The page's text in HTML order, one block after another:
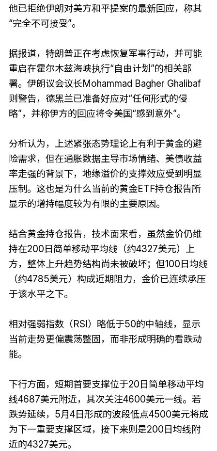
他已拒绝伊朗对美方和平提案的最新回应，称其
“完全不可接受”。
据报道，特朗普正在考虑恢复军事行动，并可能
重启在霍尔木兹海峡执行“自由计划”的相关部
署。伊朗议会议长Mohammad Bagher Ghalibaf
则警告，德黑兰已准备好应对“任何形式的侵
略”，并称伊方的回应将令美国“感到意外”。
分析认为，上述紧张态势理论上有利于黄金的避
险需求，但在通胀数据主导市场情绪、美债收益
率走强的背景下，地缘溢价的支撑效应受到明显
压制。这也是为什么当前的黄金ETF持仓报告所
显示的增持幅度较为有限的主要原因。
结合黄金持仓报告，技术面来看，虽然金价仍维
持在200日简单移动平均线（约4327美元）上
方，整体上升趋势结构尚未被破坏；但100日均线
（约4785美元）构成近期阻力，金价已连续承压
于该水平之下。
相对强弱指数（RSI）略低于50的中轴线，显示
当前走势更偏震荡整固，而非形成明确的看跌动
能。
下行方面，短期首要支撑位于20日简单移动平均
线4687美元附近，其次关注4600美元一线。若
跌势延续，5月4日形成的波段低点4500美元将成
为下一重要支撑区域，接下来则是200日均线附
近的4327美元。